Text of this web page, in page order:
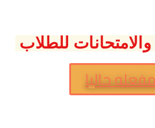
جامعة
سوهاج
للطلاب
حاليا